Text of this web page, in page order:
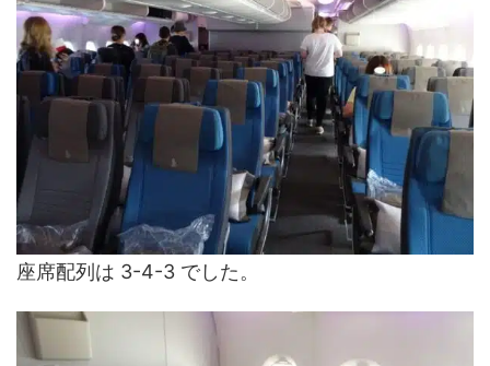
座席配列は 3-4-3 でした。